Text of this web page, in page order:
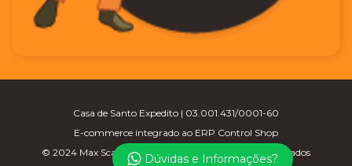
Dúvidas e Informações?
Casa de Santo Expedito | 03.001.431/0001-60
E-commerce integrado ao ERP Control Shop
© 2024 Max Scalla Informática | Todos os direitos reservados